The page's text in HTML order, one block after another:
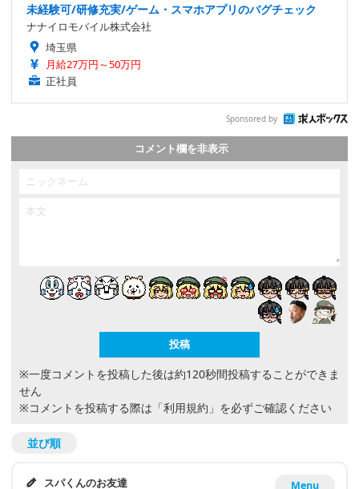
未経験可/研修充実/ゲーム・スマホアプリのバグチェック
ナナイロモバイル株式会社
埼玉県
月給27万円～50万円
正社員
Sponsored by
コメント欄を非表示
※一度コメントを投稿した後は約120秒間投稿することができま
せん
※コメントを投稿する際は 「利用規約」 を必ずご確認ください
並び順
Menu
スパくんのお友達